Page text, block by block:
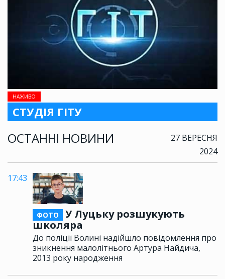
НАЖИВО
СТУДІЯ ГІТУ
ОСТАННІ НОВИНИ
27 ВЕРЕСНЯ
2024
17:43
ФОТО
У Луцьку розшукують
школяра
До поліції Волині надійшло повідомлення про
зникнення малолітнього Артура Найдича,
2013 року народження